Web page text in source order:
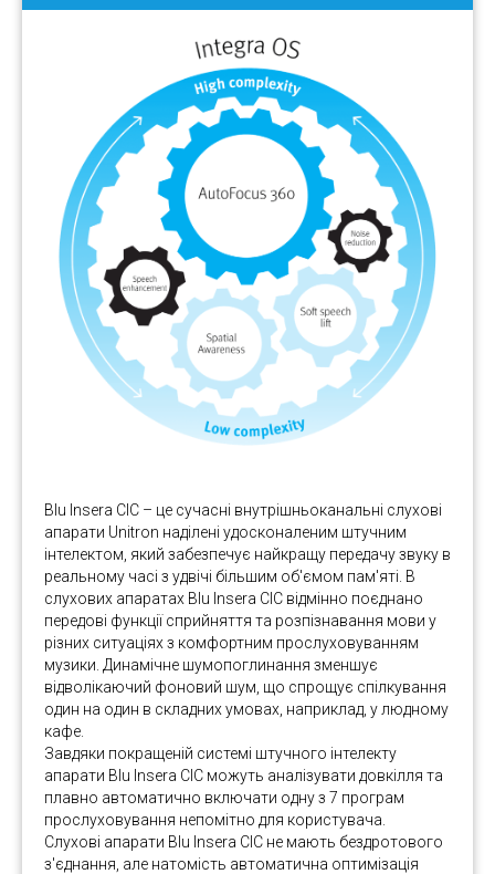
Blu Insera СIC – це сучасні внутрішньоканальні слухові
апарати Unitron наділені удосконаленим штучним
інтелектом, який забезпечує найкращу передачу звуку в
реальному часі з удвічі більшим об'ємом пам'яті. В
слухових апаратах Blu Insera СIC відмінно поєднано
передові функції сприйняття та розпізнавання мови у
різних ситуаціях з комфортним прослуховуванням
музики. Динамічне шумопоглинання зменшує
відволікаючий фоновий шум, що спрощує спілкування
один на один в складних умовах, наприклад, у людному
кафе.
Завдяки покращеній системі штучного інтелекту
апарати Blu Insera СIC можуть аналізувати довкілля та
плавно автоматично включати одну з 7 програм
прослуховування непомітно для користувача.
Слухові апарати Blu Insera СIC не мають бездротового
з'єднання, але натомість автоматична оптимізація